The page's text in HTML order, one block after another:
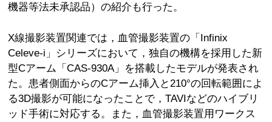
機器等法未承認品）の紹介も行った。
X線撮影装置関連では，血管撮影装置の「Infinix
Celeve-i」シリーズにおいて，独自の機構を採用した新
型Cアーム「CAS-930A」を搭載したモデルが発表され
た。患者側面からのCアーム挿入と210°の回転範囲によ
る3D撮影が可能になったことで，TAVIなどのハイブリ
ッド手術に対応する。また，血管撮影装置用ワークス